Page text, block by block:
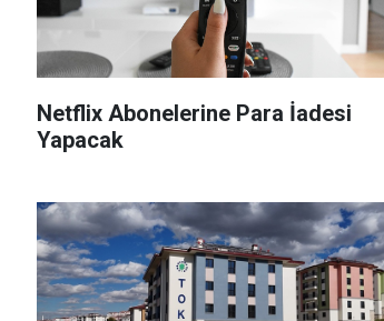
Netflix Abonelerine Para İadesi
Yapacak